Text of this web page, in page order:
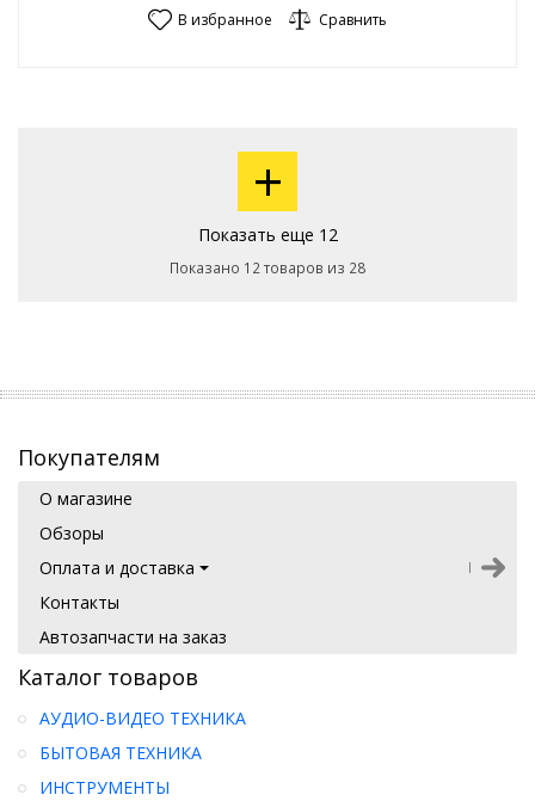
В избранное Сравнить
+
Показать еще 12
Показано 12 товаров из 28
Покупателям
О магазине
Обзоры
Оплата и доставка
Контакты
Автозапчасти на заказ
Каталог товаров
АУДИО-ВИДЕО ТЕХНИКА
БЫТОВАЯ ТЕХНИКА
ИНСТРУМЕНТЫ